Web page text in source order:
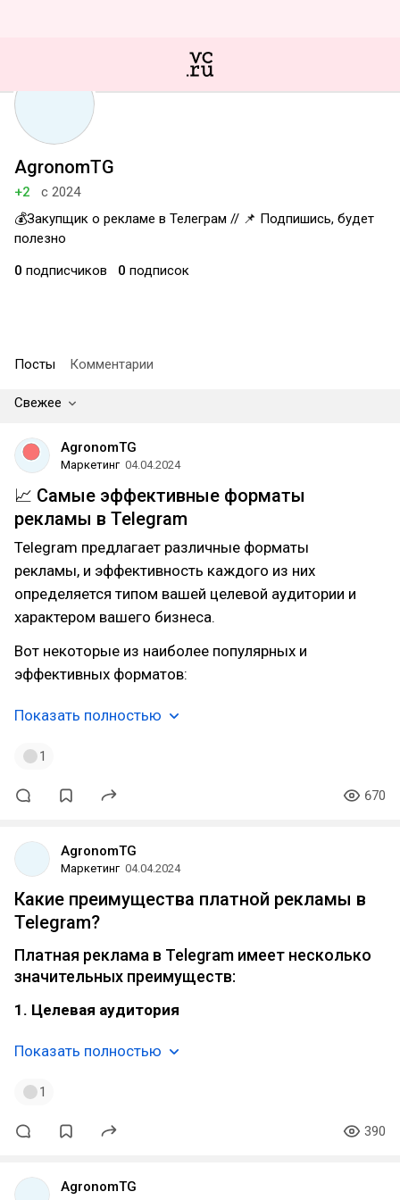
AgronomTG
+2
с 2024
💰Закупщик о рекламе в Телеграм // 📌 Подпишись, будет
полезно
0 подписчиков 0 подписок
Посты Комментарии
Свежее
AgronomTG
Маркетинг 04.04.2024
📈 Самые эффективные форматы
рекламы в Telegram
Telegram предлагает различные форматы
рекламы, и эффективность каждого из них
определяется типом вашей целевой аудитории и
характером вашего бизнеса.
Вот некоторые из наиболее популярных и
эффективных форматов:
Показать полностью
1
670
AgronomTG
Маркетинг 04.04.2024
Какие преимущества платной рекламы в
Telegram?
Платная реклама в Telegram имеет несколько
значительных преимуществ:
1. Целевая аудитория
Показать полностью
1
390
AgronomTG